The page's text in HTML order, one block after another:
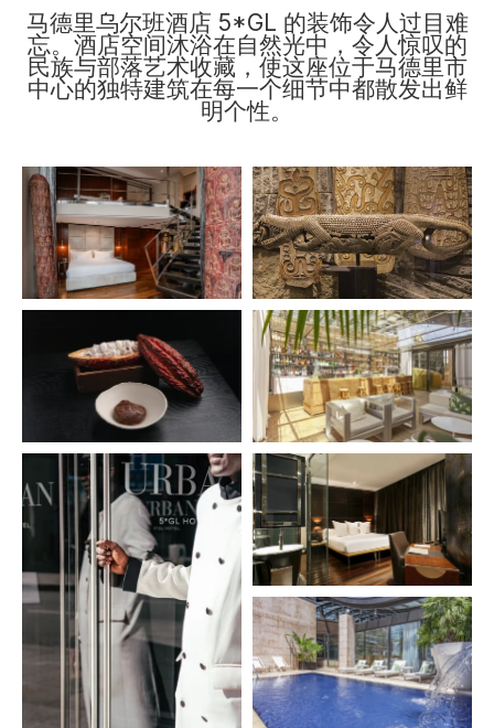
马德里乌尔班酒店 5*GL 的装饰令人过目难
忘。酒店空间沐浴在自然光中，令人惊叹的
民族与部落艺术收藏，使这座位于马德里市
中心的独特建筑在每一个细节中都散发出鲜
明个性。